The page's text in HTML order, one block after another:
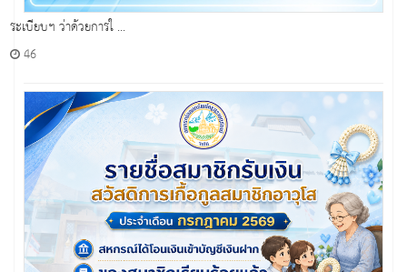
ระเบียบฯ ว่าด้วยการใ ...
46